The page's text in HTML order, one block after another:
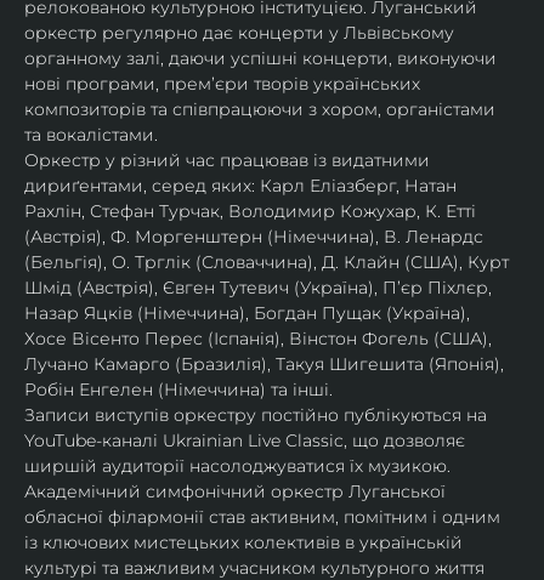
релокованою культурною інституцією. Луганський
оркестр регулярно дає концерти у Львівському
органному залі, даючи успішні концерти, виконуючи
нові програми, прем’єри творів українських
композиторів та співпрацюючи з хором, органістами
та вокалістами.
Оркестр у різний час працював із видатними
дириґентами, серед яких: Карл Еліазберг, Натан
Рахлін, Стефан Турчак, Володимир Кожухар, К. Етті
(Австрія), Ф. Моргенштерн (Німеччина), В. Ленардс
(Бельгія), О. Трглік (Словаччина), Д. Клайн (США), Курт
Шмід (Австрія), Євген Тутевич (Україна), П’єр Піхлєр,
Назар Яцків (Німеччина), Богдан Пущак (Україна),
Хосе Вісенто Перес (Іспанія), Вінстон Фогель (США),
Лучано Камарго (Бразилія), Такуя Шигешита (Японія),
Робін Енгелен (Німеччина) та інші.
Записи виступів оркестру постійно публікуються на
YouTube-каналі Ukrainian Live Classic, що дозволяє
ширшій аудиторії насолоджуватися їх музикою​.
Академічний симфонічний оркестр Луганської
обласної філармонії став активним, помітним і одним
із ключових мистецьких колективів в українській
культурі та важливим учасником культурного життя